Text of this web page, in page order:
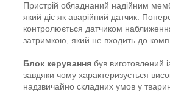
Пристрій обладнаний надійним
який діє як аварійний датчик.
контролюється датчиком
затримкою, який не входить до
Блок керування був виготовлений
завдяки чому характеризується
надзвичайно складних умов у